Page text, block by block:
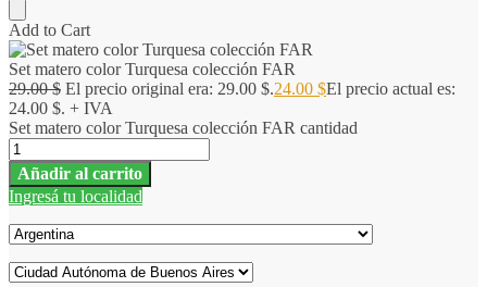
Add to Cart
Set matero color Turquesa colección FAR
29.00$ El precio original era: 29.00 $.24.00 $El precio actual es:
24.00 $. + IVA
Set matero color Turquesa colección FAR cantidad
Añadir al carrito
Ingresá tu localidad